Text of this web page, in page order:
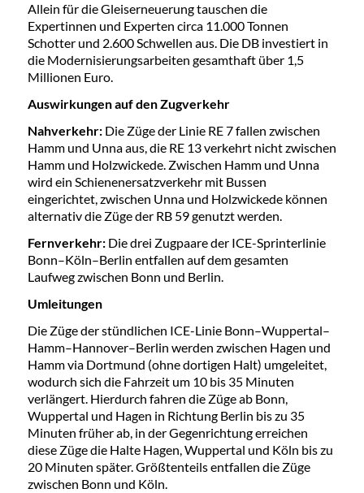
Allein für die Gleiserneuerung tauschen die
Expertinnen und Experten circa 11.000 Tonnen
Schotter und 2.600 Schwellen aus. Die DB investiert in
die Modernisierungsarbeiten gesamthaft über 1,5
Millionen Euro.
Auswirkungen auf den Zugverkehr
Nahverkehr:Die Züge der Linie RE 7 fallen zwischen
Hamm und Unna aus, die RE 13 verkehrt nicht zwischen
Hamm und Holzwickede. Zwischen Hamm und Unna
wird ein Schienenersatzverkehr mit Bussen
eingerichtet, zwischen Unna und Holzwickede können
alternativ die Züge der RB 59 genutzt werden.
Fernverkehr:Die drei Zugpaare der ICE-Sprinterlinie
Bonn–Köln–Berlin entfallen auf dem gesamten
Laufweg zwischen Bonn und Berlin.
Umleitungen
Die Züge der stündlichen ICE-Linie Bonn–Wuppertal–
Hamm–Hannover–Berlin werden zwischen Hagen und
Hamm via Dortmund (ohne dortigen Halt) umgeleitet,
wodurch sich die Fahrzeit um 10 bis 35 Minuten
verlängert. Hierdurch fahren die Züge ab Bonn,
Wuppertal und Hagen in Richtung Berlin bis zu 35
Minuten früher ab, in der Gegenrichtung erreichen
diese Züge die Halte Hagen, Wuppertal und Köln bis zu
20 Minuten später. Größtenteils entfallen die Züge
zwischen Bonn und Köln.